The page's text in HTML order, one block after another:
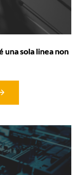
sola linea non